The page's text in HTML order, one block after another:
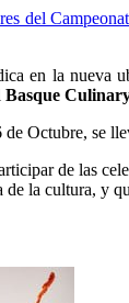
del
en la nueva
Basque
Octubre, se
de las
de la cultura, y